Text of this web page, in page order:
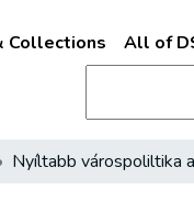
Collections All of